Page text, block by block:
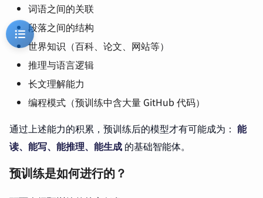
词语之间的关联
段落之间的结构
世界知识（百科、论文、网站等）
推理与语言逻辑
长文理解能力
编程模式（预训练中含大量 GitHub 代码）
通过上述能力的积累，预训练后的模型才有可能成为： 能
读、能写、能推理、能生成 的基础智能体。
预训练是如何进行的？